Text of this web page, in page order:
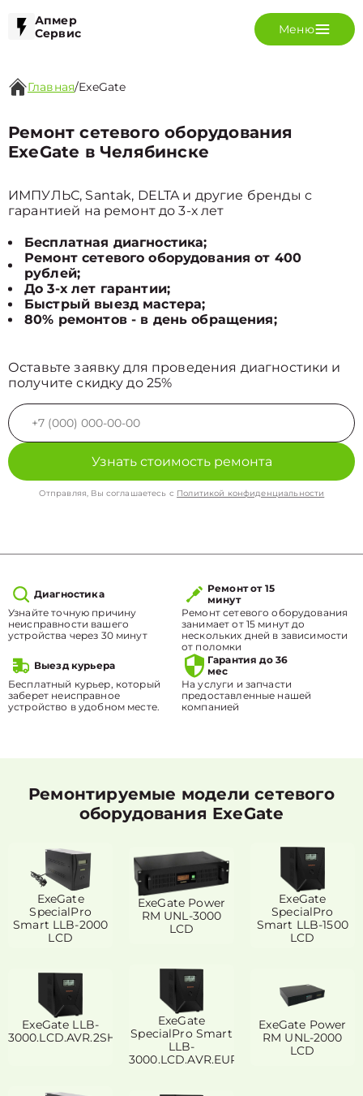
Апмер
Сервис
Меню
Главная/ExeGate
Ремонт сетевого оборудования
ExeGate в Челябинске
ИМПУЛЬС, Santak, DELTA и другие бренды с
гарантией на ремонт до 3-х лет
Бесплатная диагностика;
Ремонт сетевого оборудования от 400
рублей;
До 3-х лет гарантии;
Быстрый выезд мастера;
80% ремонтов - в день обращения;
Оставьте заявку для проведения диагностики и
получите скидку до 25%
Узнать стоимость ремонта
Отправляя, Вы соглашаетесь с Политикой конфиденциальности
Диагностика
Узнайте точную причину
неисправности вашего
устройства через 30 минут
Ремонт от 15
минут
Ремонт сетевого оборудования
занимает от 15 минут до
нескольких дней в зависимости
от поломки
Выезд курьера
Бесплатный курьер, который
заберет неисправное
устройство в удобном месте.
Гарантия до 36
мес
На услуги и запчасти
предоставленные нашей
компанией
Ремонтируемые модели сетевого
оборудования ExeGate
ExeGate
SpecialPro
Smart LLB-2000
LCD
ExeGate Power
RM UNL-3000
LCD
ExeGate
SpecialPro
Smart LLB-1500
LCD
ExeGate LLB-
3000.LCD.AVR.2SH.4C13.RJ.USB
ExeGate
SpecialPro Smart
LLB-
3000.LCD.AVR.EURO.RJ.USB
ExeGate Power
RM UNL-2000
LCD